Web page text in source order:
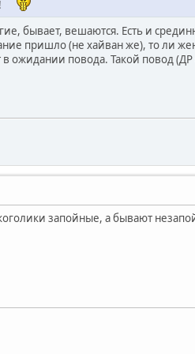
бывает, вешаются. Есть и
пришло (не хайван же), то ли
ожидании повода. Такой повод
запойные, а бывают